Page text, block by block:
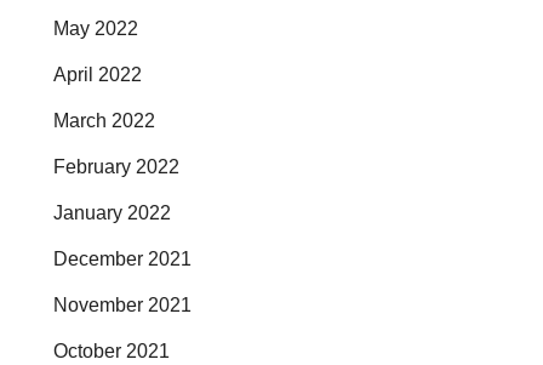
May 2022
April 2022
March 2022
February 2022
January 2022
December 2021
November 2021
October 2021